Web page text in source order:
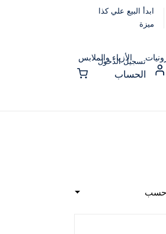
ابدأ البيع علي كذا
ميزة
الأزياء والملابس
تسجيل الدخول
الحساب
حسب